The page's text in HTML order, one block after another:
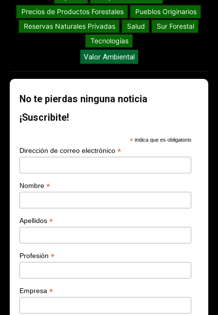
Precios de Productos Forestales
Pueblos Originarios
Reservas Naturales Privadas
Salud
Sur Forestal
Tecnologías
Valor Ambiental
No te pierdas ninguna noticia
¡Suscribite!
* indica que es obligatorio
Dirección de correo electrónico *
Nombre *
Apellidos *
Profesión *
Empresa *